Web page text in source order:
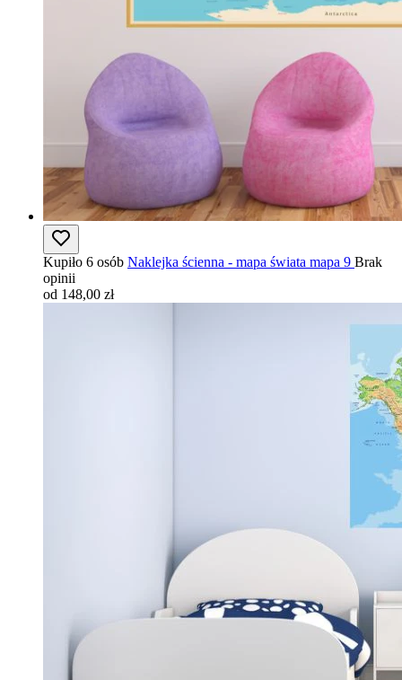
Kupiło 6 osób Naklejka ścienna - mapa świata mapa 9 Brak
opinii
od 148,00 zł